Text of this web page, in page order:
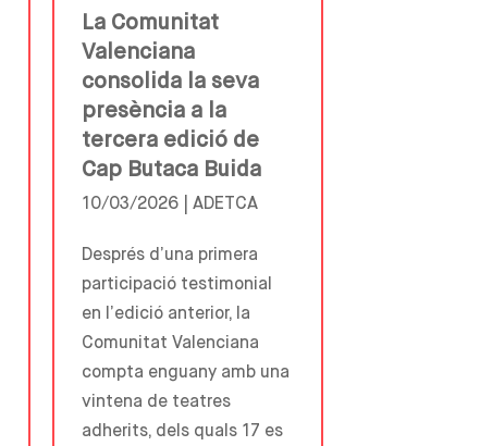
La Comunitat
Valenciana
consolida la seva
presència a la
tercera edició de
Cap Butaca Buida
10/03/2026 | ADETCA
Després d’una primera
participació testimonial
en l’edició anterior, la
Comunitat Valenciana
compta enguany amb una
vintena de teatres
adherits, dels quals 17 es